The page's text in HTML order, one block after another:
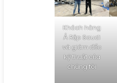
Khách hàng
Ả Rập Saudi
và giám đốc
kỹ thuật của
chúng tôi